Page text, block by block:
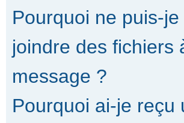
Pourquoi ne puis-je
joindre des fichiers
message ?
Pourquoi ai-je reçu